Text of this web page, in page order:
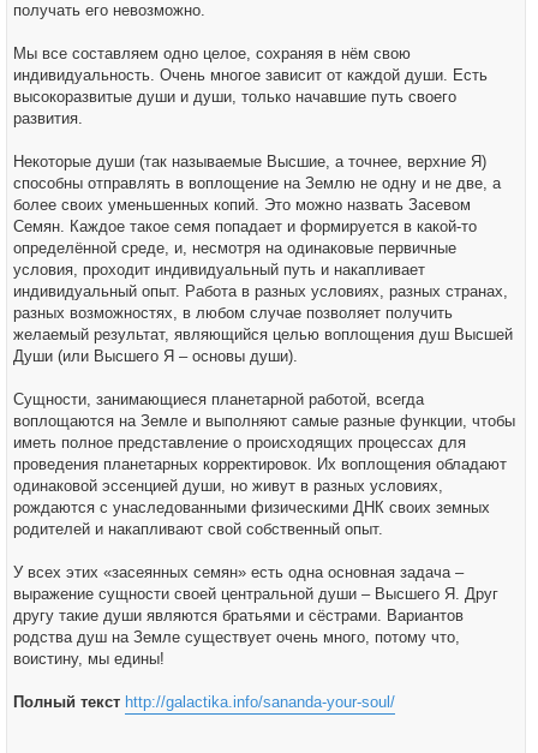
получать его невозможно.
Мы все составляем одно целое, сохраняя в нём свою
индивидуальность. Очень многое зависит от каждой души. Есть
высокоразвитые души и души, только начавшие путь своего
развития.
Некоторые души (так называемые Высшие, а точнее, верхние Я)
способны отправлять в воплощение на Землю не одну и не две, а
более своих уменьшенных копий. Это можно назвать Засевом
Семян. Каждое такое семя попадает и формируется в какой-то
определённой среде, и, несмотря на одинаковые первичные
условия, проходит индивидуальный путь и накапливает
индивидуальный опыт. Работа в разных условиях, разных странах,
разных возможностях, в любом случае позволяет получить
желаемый результат, являющийся целью воплощения душ Высшей
Души (или Высшего Я – основы души).
Сущности, занимающиеся планетарной работой, всегда
воплощаются на Земле и выполняют самые разные функции, чтобы
иметь полное представление о происходящих процессах для
проведения планетарных корректировок. Их воплощения обладают
одинаковой эссенцией души, но живут в разных условиях,
рождаются с унаследованными физическими ДНК своих земных
родителей и накапливают свой собственный опыт.
У всех этих «засеянных семян» есть одна основная задача –
выражение сущности своей центральной души – Высшего Я. Друг
другу такие души являются братьями и сёстрами. Вариантов
родства душ на Земле существует очень много, потому что,
воистину, мы едины!
Полный текст http://galactika.info/sananda-your-soul/